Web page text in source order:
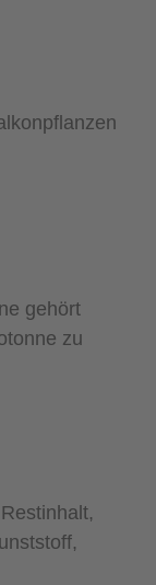
gehört
zu